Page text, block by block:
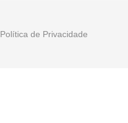
Política de Privacidade